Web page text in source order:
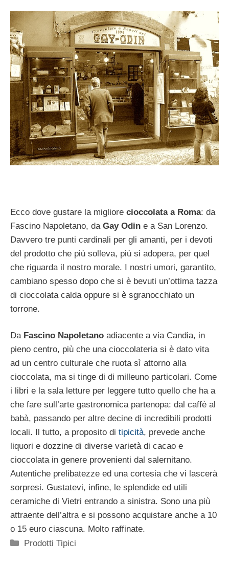
Ecco dove gustare la migliore cioccolata a Roma: da
Fascino Napoletano, da Gay Odin e a San Lorenzo.
Davvero tre punti cardinali per gli amanti, per i devoti
del prodotto che più solleva, più si adopera, per quel
che riguarda il nostro morale. I nostri umori, garantito,
cambiano spesso dopo che si è bevuti un’ottima tazza
di cioccolata calda oppure si è sgranocchiato un
torrone.
Da Fascino Napoletano adiacente a via Candia, in
pieno centro, più che una cioccolateria si è dato vita
ad un centro culturale che ruota sì attorno alla
cioccolata, ma si tinge di di milleuno particolari. Come
i libri e la sala letture per leggere tutto quello che ha a
che fare sull’arte gastronomica partenopa: dal caffè al
babà, passando per altre decine di incredibili prodotti
locali. Il tutto, a proposito di tipicità, prevede anche
liquori e dozzine di diverse varietà di cacao e
cioccolata in genere provenienti dal salernitano.
Autentiche prelibatezze ed una cortesia che vi lascerà
sorpresi. Gustatevi, infine, le splendide ed utili
ceramiche di Vietri entrando a sinistra. Sono una più
attraente dell’altra e si possono acquistare anche a 10
o 15 euro ciascuna. Molto raffinate.
Categorie
Prodotti Tipici